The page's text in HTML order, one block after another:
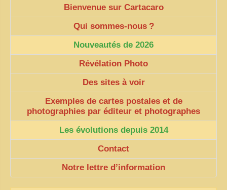
Bienvenue sur Cartacaro
Qui sommes-nous ?
Nouveautés de 2026
Révélation Photo
Des sites à voir
Exemples de cartes postales et de
photographies par éditeur et photographes
Les évolutions depuis 2014
Contact
Notre lettre d’information